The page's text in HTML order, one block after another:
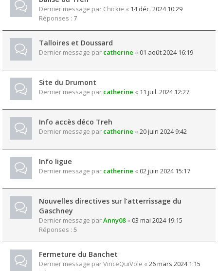
Dernier message par Chickie « 14 déc. 2024 10:29
Réponses : 7
Talloires et Doussard
Dernier message par catherine « 01 août 2024 16:19
Site du Drumont
Dernier message par catherine « 11 juil. 2024 12:27
Info accès déco Treh
Dernier message par catherine « 20 juin 2024 9:42
Info ligue
Dernier message par catherine « 02 juin 2024 15:17
Nouvelles directives sur l’atterrissage du
Gaschney
Dernier message parAnny08« 03 mai 2024 19:15
Réponses : 5
Fermeture du Banchet
Dernier message parVinceQuiVole « 26 mars 2024 1:15